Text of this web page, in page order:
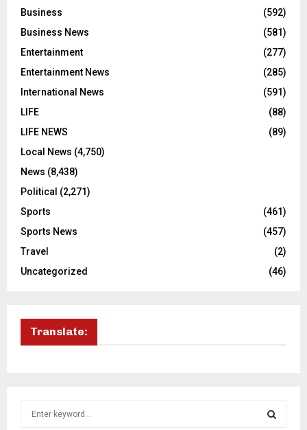
Business
(592)
Business News
(581)
Entertainment
(277)
Entertainment News
(285)
International News
(591)
LIFE
(88)
LIFE NEWS
(89)
Local News (4,750)
News (8,438)
Political (2,271)
Sports
(461)
Sports News
(457)
Travel
(2)
Uncategorized
(46)
Translate: